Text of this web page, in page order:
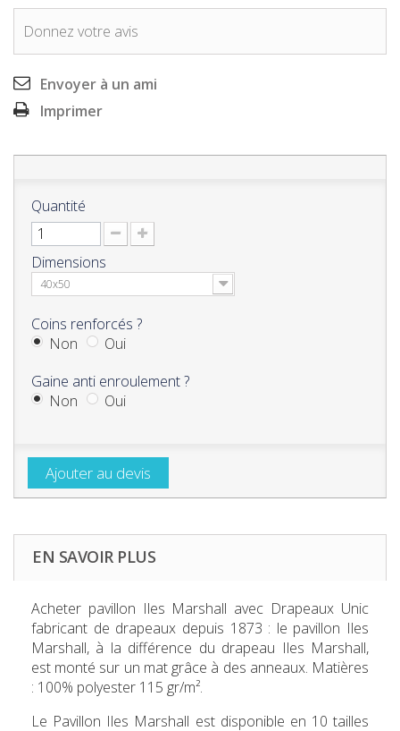
Donnez votre avis
Envoyer à un ami
Imprimer
Quantité
Dimensions
40x50
Coins renforcés ?
Non
Oui
Gaine anti enroulement ?
Non
Oui
Ajouter au devis
EN SAVOIR PLUS
Acheter pavillon Iles Marshall avec Drapeaux Unic
fabricant de drapeaux depuis 1873 : le pavillon Iles
Marshall, à la différence du drapeau Iles Marshall,
est monté sur un mat grâce à des anneaux. Matières
: 100% polyester 115 gr/m².
Le Pavillon Iles Marshall est disponible en 10 tailles